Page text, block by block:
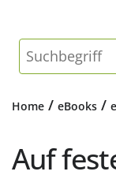
Home / eBooks /
Auf